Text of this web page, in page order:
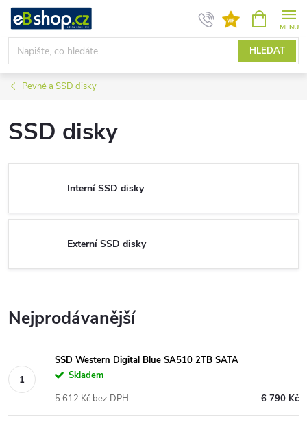
Přejít
obsah
HLEDAT
NÁKUPNÍ
KOŠÍK
Pevné a SSD disky
SSD disky
Interní SSD disky
Externí SSD disky
Nejprodávanější
SSD Western Digital Blue SA510 2TB SATA
Skladem
6 790 Kč
5 612 Kč bez DPH